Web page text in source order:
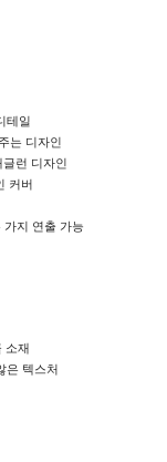
테일
는 디자인
런 디자인
커버
가지 연출 가능
소재
은 텍스처